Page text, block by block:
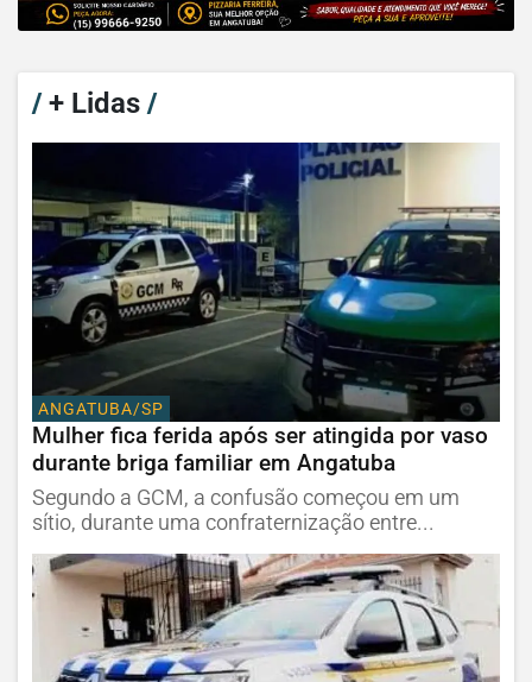
/+ Lidas /
ANGATUBA/SP
Mulher fica ferida após ser atingida por vaso
durante briga familiar em Angatuba
Segundo a GCM, a confusão começou em um
sítio, durante uma confraternização entre...